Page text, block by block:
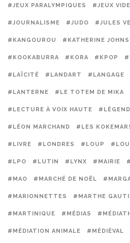
#JEUX PARALYMPIQUES #JEUX
#JOURNALISME #JUDO #JULES
#KANGOUROU #KATHERINE
#KOOKABURRA #KORA #KPOP
#LAÏCITÉ #LANDART #LANGAGE
#LANTERNE #LE TOTEM DE MIKA
#LECTURE À VOIX HAUTE
#LÉON MARCHAND #LES
#LIVRE #LONDRES #LOUP
#LPO #LUTIN #LYNX #MAIRIE
#MAO #MARCHÉ DE NOËL
#MARIONNETTES #MARTHE
#MARTINIQUE #MÉDIAS
#MÉDIATION ANIMALE #MÉDIÉVAL